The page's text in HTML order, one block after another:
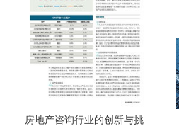
资详情
房地产咨询行业的创新与挑